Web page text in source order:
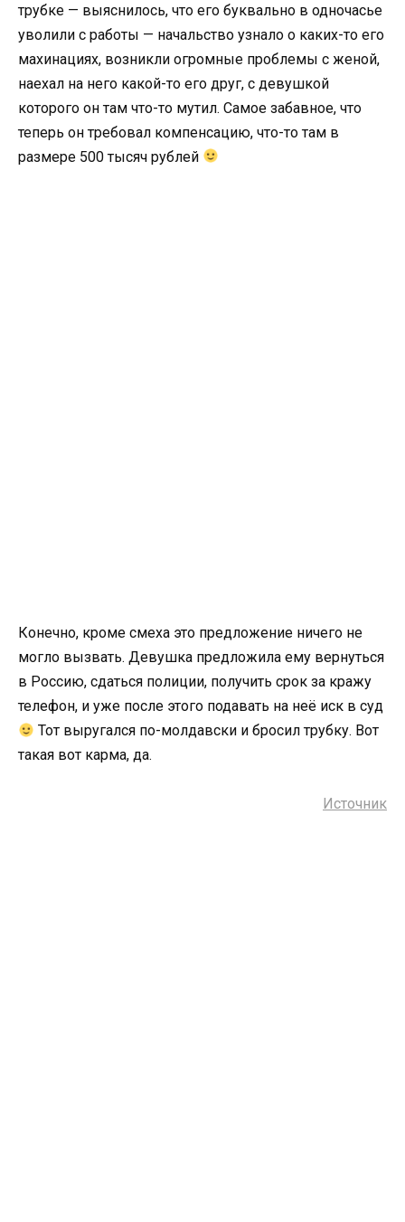
трубке — выяснилось, что его буквально в одночасье
уволили с работы — начальство узнало о каких-то его
махинациях, возникли огромные проблемы с женой,
наехал на него какой-то его друг, с девушкой
которого он там что-то мутил. Самое забавное, что
теперь он требовал компенсацию, что-то там в
размере 500 тысяч рублей
Конечно, кроме смеха это предложение ничего не
могло вызвать. Девушка предложила ему вернуться
в Россию, сдаться полиции, получить срок за кражу
телефон, и уже после этого подавать на неё иск в суд
Тот выругался по-молдавски и бросил трубку. Вот
такая вот карма, да.
Источник